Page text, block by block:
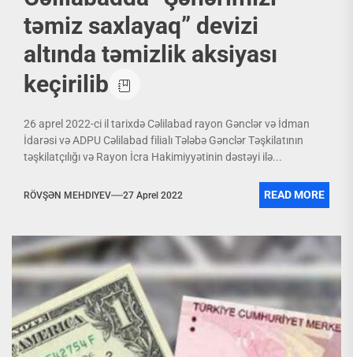
təmiz saxlayaq” devizi
altında təmizlik aksiyası
keçirilib
26 aprel 2022-ci il tarixdə Cəlilabad rayon Gənclər və İdman
İdarəsi və ADPU Cəlilabad filialı Tələbə Gənclər Təşkilatının
təşkilatçılığı və Rayon İcra Hakimiyyətinin dəstəyi ilə...
RÖVŞƏN MEHDIYEV 27 Aprel 2022 READ MORE